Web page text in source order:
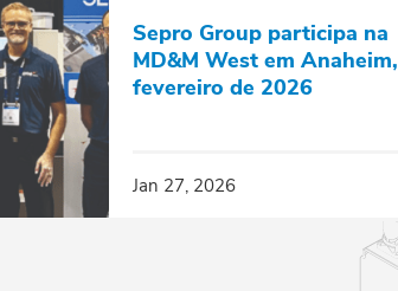
Sepro Group participa na
MD&M West em Anaheim,
fevereiro de 2026
Jan 27, 2026